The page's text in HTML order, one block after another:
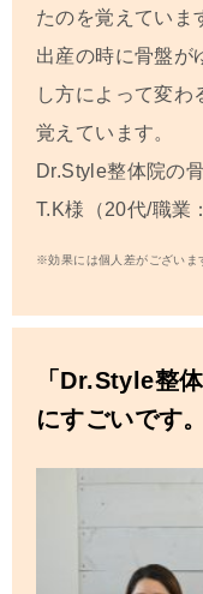
たのを覚えていま
出産の時に骨盤が
し方によって変わ
覚えています。
Dr.Style整体院の
T.K様（20代/職業
※効果には個人差がございま
「Dr.Style整
にすごいです。